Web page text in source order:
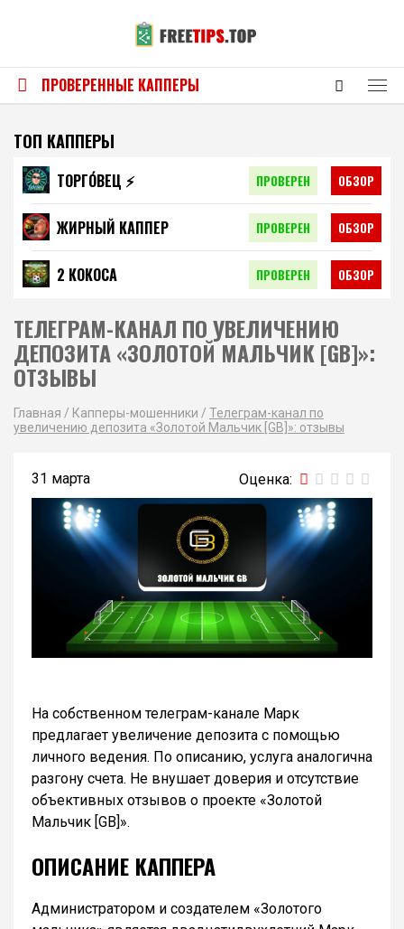
ПРОВЕРЕННЫЕ КАППЕРЫ
ТОП КАППЕРЫ
ТОРГО́ВЕЦ ⚡️ ПРОВЕРЕН ОБЗОР
ЖИРНЫЙ КАППЕР ПРОВЕРЕН ОБЗОР
2 КОКОСА ПРОВЕРЕН ОБЗОР
ТЕЛЕГРАМ-КАНАЛ ПО УВЕЛИЧЕНИЮ
ДЕПОЗИТА «ЗОЛОТОЙ МАЛЬЧИК [GB]»:
ОТЗЫВЫ
Главная / Капперы-мошенники / Телеграм-канал по
увеличению депозита «Золотой Мальчик [GB]»: отзывы
31 марта
На собственном телеграм-канале Марк
предлагает увеличение депозита с помощью
личного ведения. По описанию, услуга аналогична
разгону счета. Не внушает доверия и отсутствие
объективных отзывов о проекте «Золотой
Мальчик [GB]».
ОПИСАНИЕ КАППЕРА
Администратором и создателем «Золотого